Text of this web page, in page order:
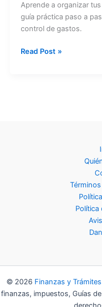
Aprende a organizar
guía práctica paso a
control de gastos.
Finanzas
Read Post »
Política
© 2026 Finanzas y
finanzas, impuestos, Guías